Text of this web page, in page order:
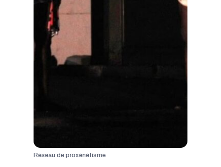
Réseau de proxénétisme